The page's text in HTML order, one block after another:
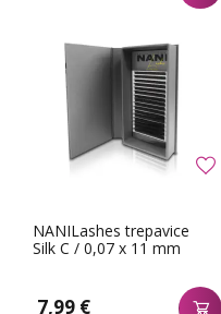
NANILashes trepavice
Silk C / 0,07 x 11 mm
7,99 €